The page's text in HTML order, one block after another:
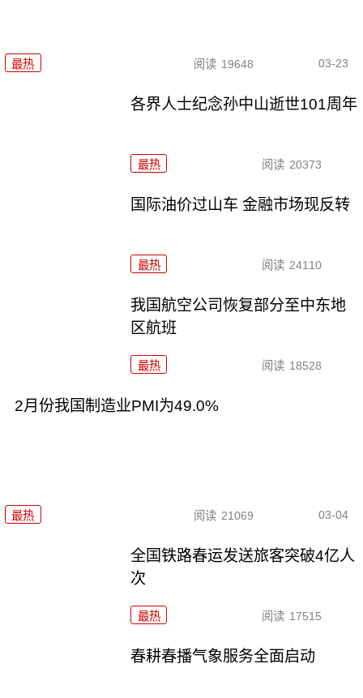
最热 阅读 19648 03-23
各界人士纪念孙中山逝世101周年
最热 阅读 20373
国际油价过山车 金融市场现反转
最热 阅读 24110
我国航空公司恢复部分至中东地
区航班
最热 阅读 18528
2月份我国制造业PMI为49.0%
最热 阅读 21069 03-04
全国铁路春运发送旅客突破4亿人
次
最热 阅读 17515
春耕春播气象服务全面启动